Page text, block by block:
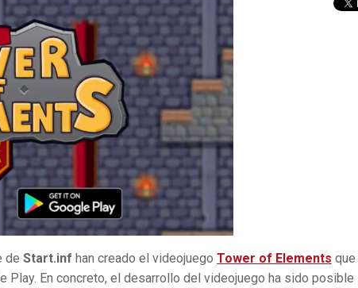
de Start.inf han creado el videojuego Tower of Elements que
Play. En concreto, el desarrollo del videojuego ha sido posible